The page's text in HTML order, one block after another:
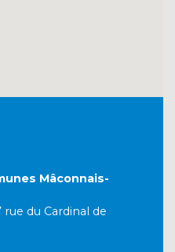
Mâconnais-
rue du Cardinal de